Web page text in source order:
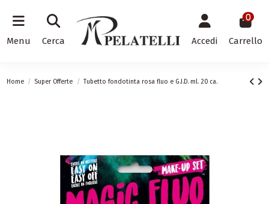
Menu Cerca Accedi
0
Carrello
Home Super Offerte Tubetto fondotinta rosa fluo e G.I.D. ml. 20 ca.